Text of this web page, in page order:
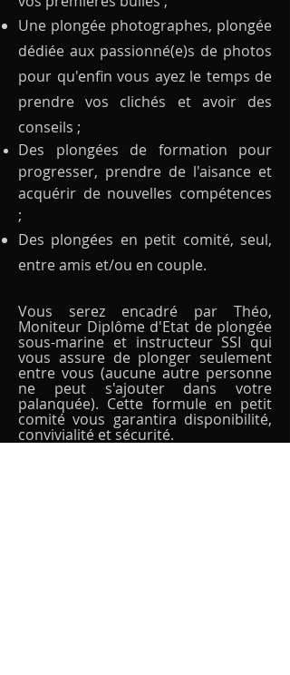
Une plongée photographes, plongée
dédiée aux passionné(e)s de photos
pour qu'enfin vous ayez le temps de
prendre vos clichés et avoir des
conseils ;
Des plongées de formation pour
progresser, prendre de l'aisance et
acquérir de nouvelles compétences
;
Des plongées en petit comité, seul,
entre amis et/ou en couple.
Vous serez encadré par Théo,
Moniteur Diplôme d'Etat de plongée
sous-marine et instructeur SSI qui
vous assure de plonger seulement
entre vous (aucune autre personne
ne peut s'ajouter dans votre
palanquée). Cette formule en petit
comité vous garantira disponibilité,
convivialité et sécurité.